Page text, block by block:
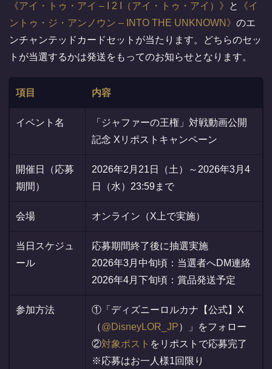
アイ・トゥ・アイ – I 2 I（アイ・トゥ・アイ）
と
イ
ントゥ・ジ・アンノウン – INTO THE UNKNOWN
のエ
ンチャンテッドカードセットが当たります。どちらのセッ
トが当選するかは発送をもってのお知らせとなります。
項目 内容
イベント名
「ジャファーの王権」対戦動画公開
記念 Xリポストキャンペーン
開催日（応募
期間）
2026年2月21日（土）～2026年3月4
日（水）23:59まで
会場 オンライン（X上で実施）
当日スケジュ
ール
応募期間終了後に抽選実施
2026年3月中旬頃：当選者へDM連絡
2026年4月下旬頃：賞品発送予定
参加方法
①「ディズニーロルカナ【公式】X
（@DisneyLOR_JP）」をフォロー
②対象ポスト をリポストで応募完了
※応募はお一人様1回限り